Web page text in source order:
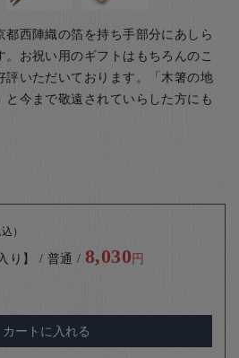
西陣織の箔を持ち手部分にあしら
。お祝い用のギフトはもちろんのこ
評いただいております。「木箸の地
今まで敬遠されていらした方にも
）
り】 / 普通 / 8,030円
カートに入れる